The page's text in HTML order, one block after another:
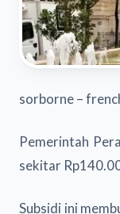
sorborne –
Pemerintah
sekitar
Subsidi ini